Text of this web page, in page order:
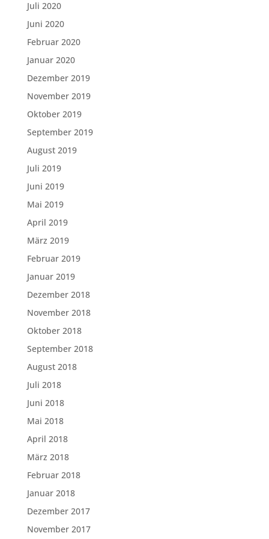
Juli 2020
Juni 2020
Februar 2020
Januar 2020
Dezember 2019
November 2019
Oktober 2019
September 2019
August 2019
Juli 2019
Juni 2019
Mai 2019
April 2019
März 2019
Februar 2019
Januar 2019
Dezember 2018
November 2018
Oktober 2018
September 2018
August 2018
Juli 2018
Juni 2018
Mai 2018
April 2018
März 2018
Februar 2018
Januar 2018
Dezember 2017
November 2017